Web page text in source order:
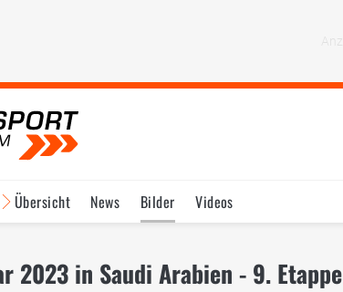
Übersicht News Bilder Videos
2023 in Saudi Arabien - 9. Etappe